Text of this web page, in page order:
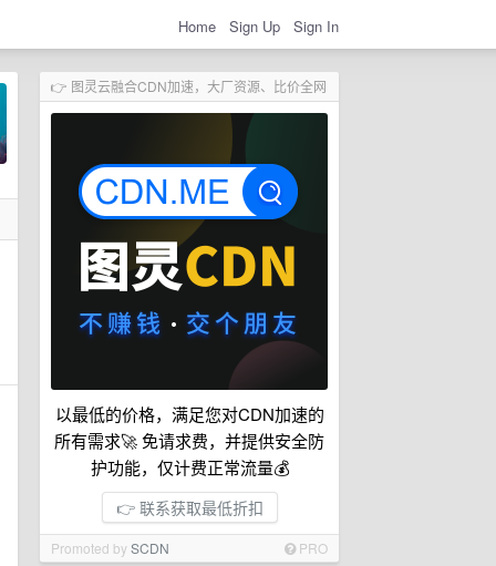
Home Sign Up Sign In
👉 图灵云融合CDN加速，大厂资源、比价全网
以最低的价格，满足您对CDN加速的
所有需求🚀 免请求费，并提供安全防
护功能，仅计费正常流量💰
👉 联系获取最低折扣
Promoted bySCDN PRO